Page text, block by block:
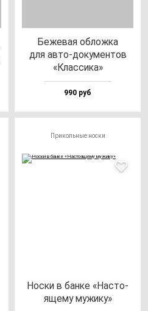
Беже­вая об­лож­ка
для ав­то-до­ку­мен­тов
«Клас­си­ка»
990 руб
Прикольные носки
Нос­ки в бан­ке «Нас­то­
яще­му му­жи­ку»